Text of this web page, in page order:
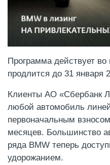
Программа действует во
продлится до 31 января
Клиенты АО «Сбербанк
любой автомобиль
первоначальным
месяцев. Большинство
ряда BMW теперь
удорожанием.